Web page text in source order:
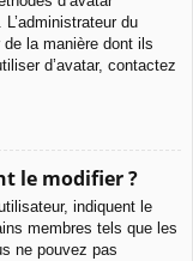
du
la manière dont ils
d’avatar, contactez
le modifier ?
indiquent le
membres tels que les
ne pouvez pas